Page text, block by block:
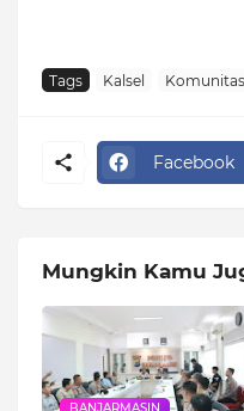
Tags Kalsel
Facebook
Mungkin Kamu